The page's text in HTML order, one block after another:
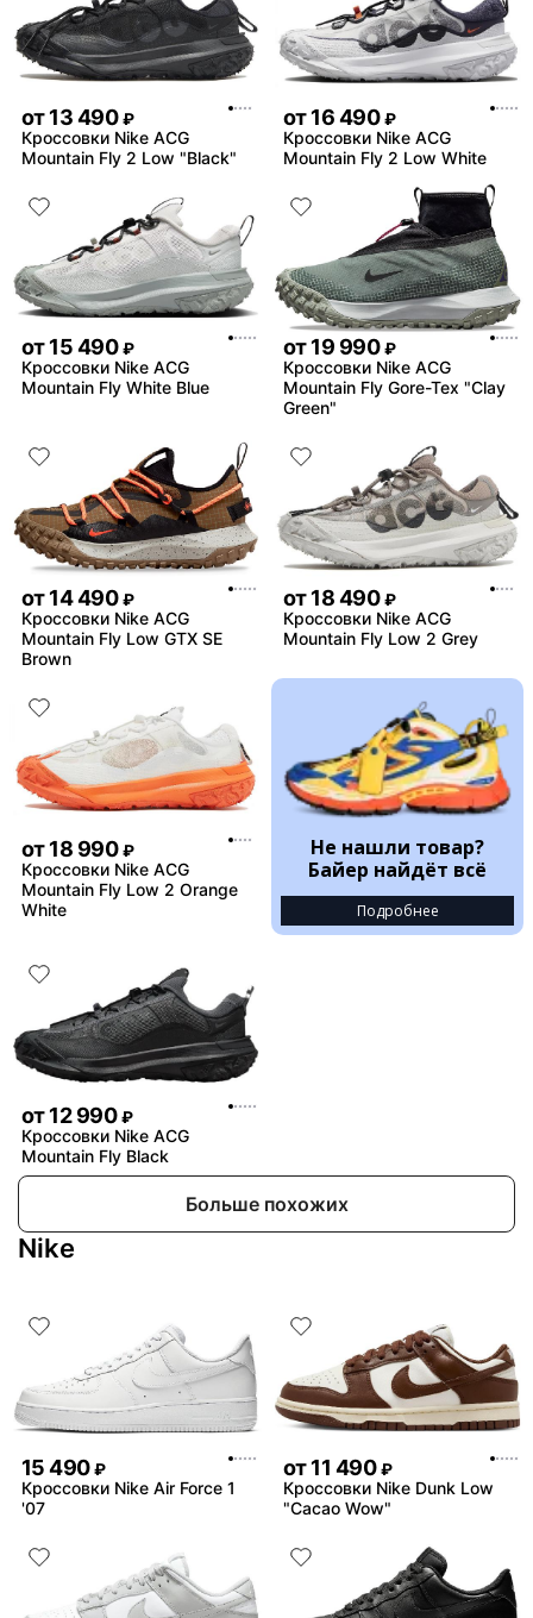
от13 490 ₽
Кроссовки Nike ACG
Mountain Fly 2 Low "Black"
от16 490 ₽
Кроссовки Nike ACG
Mountain Fly 2 Low White
от15 490 ₽
Кроссовки Nike ACG
Mountain Fly White Blue
от19 990 ₽
Кроссовки Nike ACG
Mountain Fly Gore-Tex "Clay
Green"
от14 490 ₽
Кроссовки Nike ACG
Mountain Fly Low GTX SE
Brown
от18 490 ₽
Кроссовки Nike ACG
Mountain Fly Low 2 Grey
от18 990 ₽
Кроссовки Nike ACG
Mountain Fly Low 2 Orange
White
Не нашли товар?
Байер найдёт всё
Подробнее
от12 990 ₽
Кроссовки Nike ACG
Mountain Fly Black
Больше похожих
Nike
15 490 ₽
Кроссовки Nike Air Force 1
'07
от11 490 ₽
Кроссовки Nike Dunk Low
"Cacao Wow"